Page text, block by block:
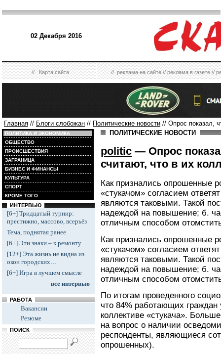
02 Декабря 2016
//Карта сайта //реклама на сайте//реклама в газете//
Главная // Блоги слобожан // Политические новости // Опрос показал,
ПОЛИТИКА И ЭКОНОМИКА
ОБЩЕСТВО
ПРОИСШЕСТВИЯ
ЗАГРАНИЦА
БИЗНЕС И ФИНАНСЫ
КУЛЬТУРА
СПОРТ
КРОМЕ ТОГО
ИНТЕРВЬЮ
[6+] Тридцатый турнир:
престижно, массово, всерьёз
Тема, поднятая ранее
[6+] Эти знаки – к ремонту
[12+] Эта жизнь не видна из
окон городских…
[6+] Игра в лучшем смысле
все интервью
РАБОТА
Вакансии
Резюме
ПОИСК
ПОЛИТИЧЕСКИЕ НОВОСТИ
politic — Опрос
считают, что в их
Как признались опрошенные
«стукачом» согласием
являются таковыми. Такой
надеждой на повышение; б.
отличным способом
Как признались опрошенные
«стукачом» согласием
являются таковыми. Такой
надеждой на повышение; б.
отличным способом
По итогам проведенного
что 84% работающих
коллективе «стукача».
на вопрос о наличии
респонденты, являющиеся
опрошенных).